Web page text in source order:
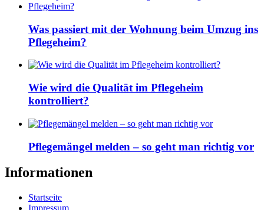
Was passiert mit der Wohnung beim Umzug ins
Pflegeheim?
Wie wird die Qualität im Pflegeheim
kontrolliert?
Pflegemängel melden – so geht man richtig vor
Informationen
Startseite